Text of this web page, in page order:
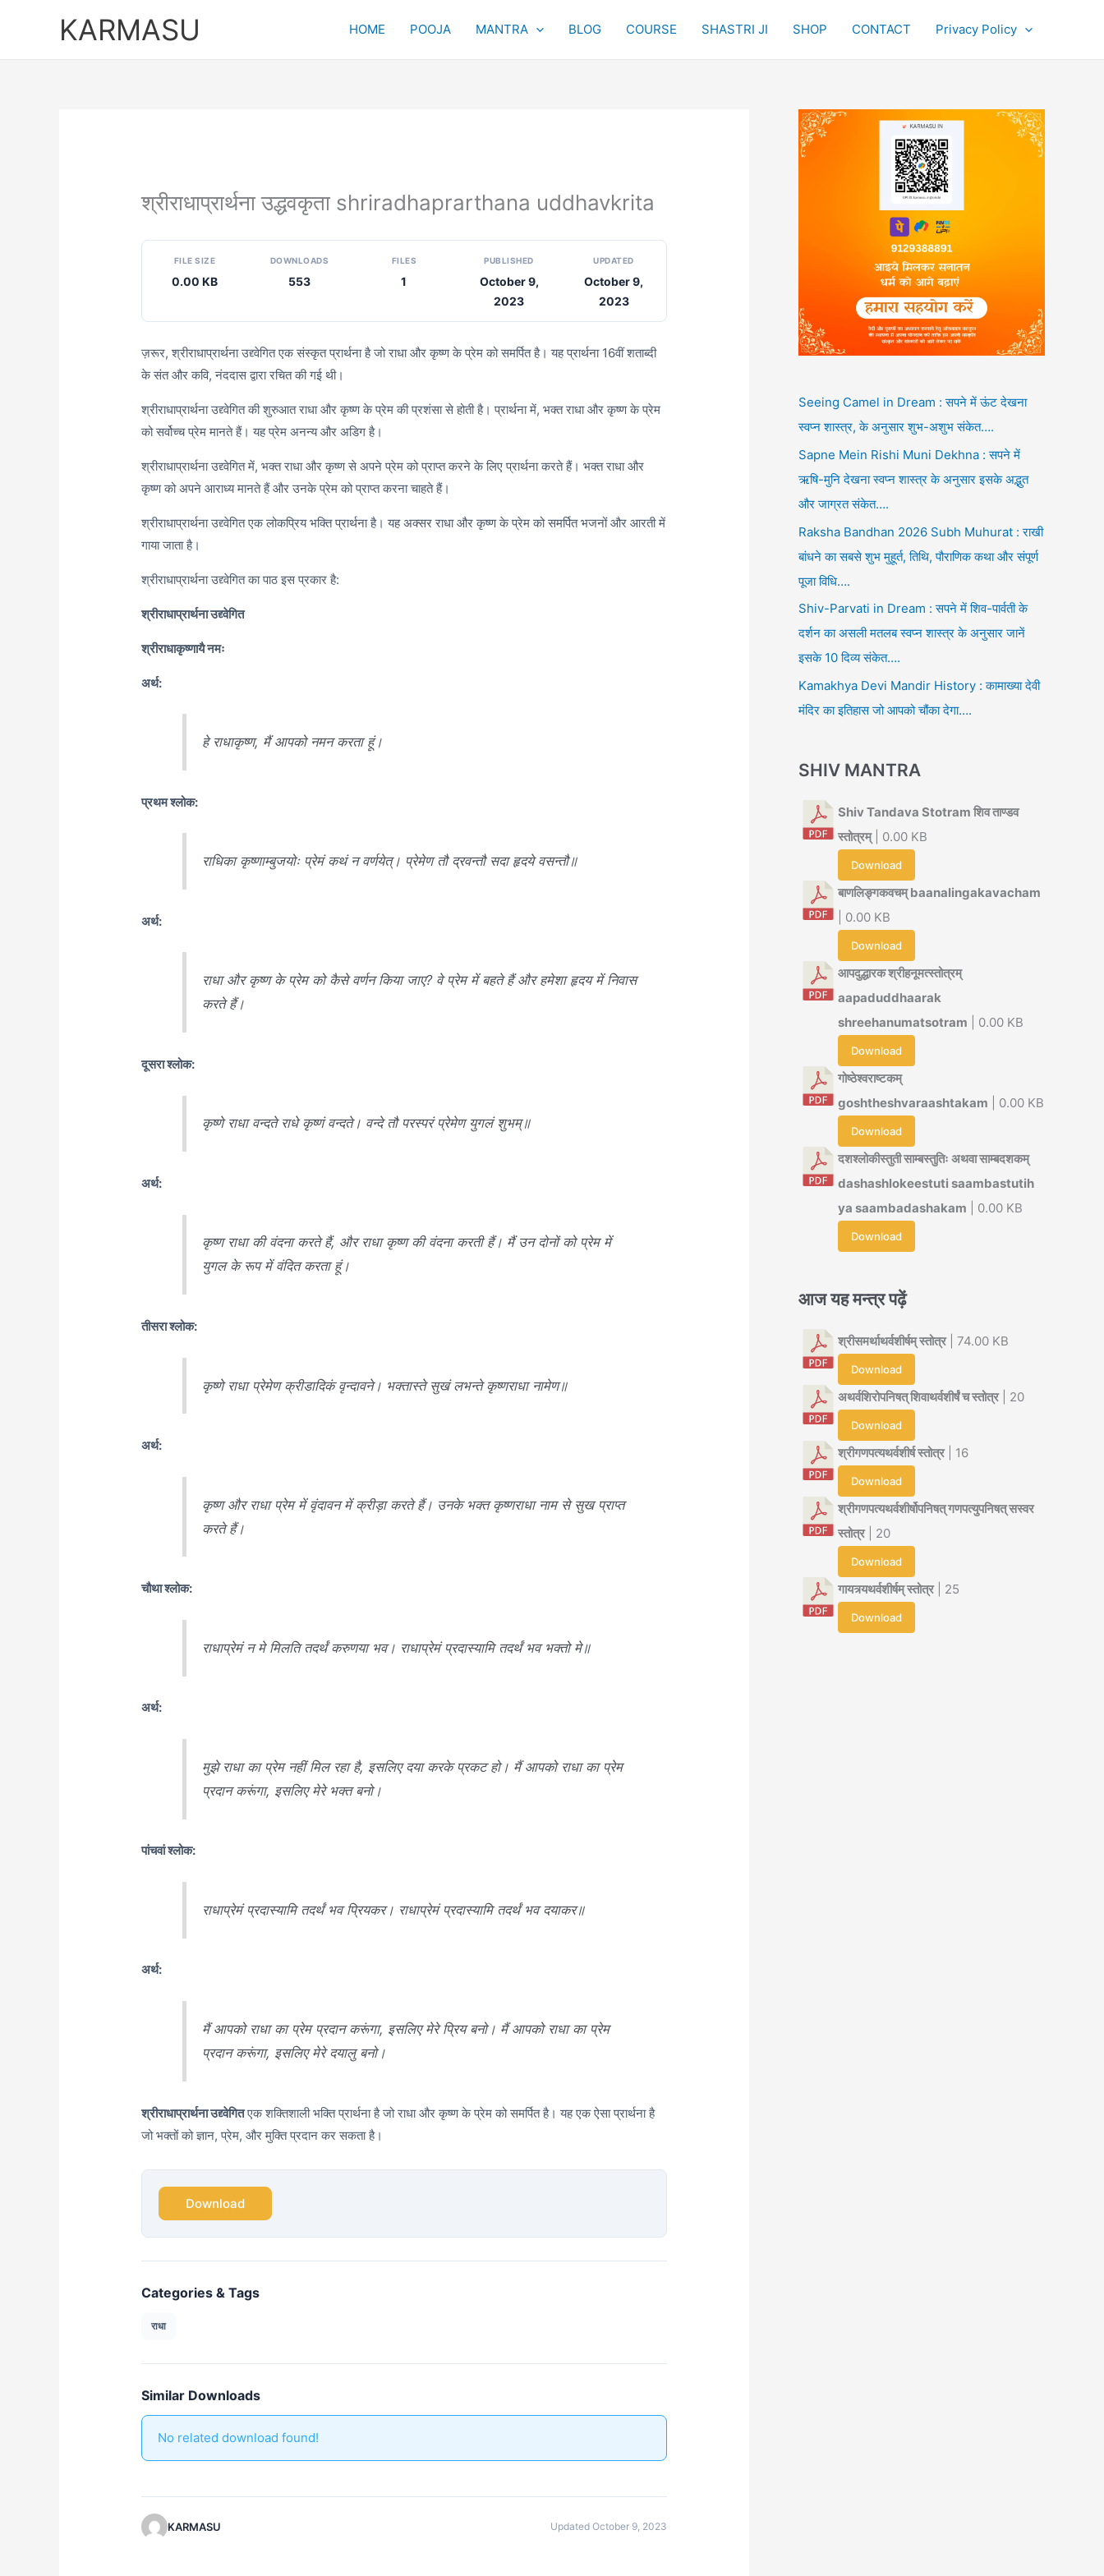
KARMASU HOME POOJA MANTRA BLOG COURSE SHASTRI JI SHOP CONTACT Privacy Policy
श्रीराधाप्रार्थना उद्धवकृता shriradhaprarthana uddhavkrita
FILE SIZE
0.00 KB
DOWNLOADS
553
FILES
1
PUBLISHED
October 9,
2023
UPDATED
October 9,
2023
ज़रूर, श्रीराधाप्रार्थना उद्द्वेगित एक संस्कृत प्रार्थना है जो राधा और कृष्ण के प्रेम को समर्पित है। यह प्रार्थना 16वीं शताब्दी
के संत और कवि, नंददास द्वारा रचित की गई थी।
श्रीराधाप्रार्थना उद्द्वेगित की शुरुआत राधा और कृष्ण के प्रेम की प्रशंसा से होती है। प्रार्थना में, भक्त राधा और कृष्ण के प्रेम
को सर्वोच्च प्रेम मानते हैं। यह प्रेम अनन्य और अडिग है।
श्रीराधाप्रार्थना उद्द्वेगित में, भक्त राधा और कृष्ण से अपने प्रेम को प्राप्त करने के लिए प्रार्थना करते हैं। भक्त राधा और
कृष्ण को अपने आराध्य मानते हैं और उनके प्रेम को प्राप्त करना चाहते हैं।
श्रीराधाप्रार्थना उद्द्वेगित एक लोकप्रिय भक्ति प्रार्थना है। यह अक्सर राधा और कृष्ण के प्रेम को समर्पित भजनों और आरती में
गाया जाता है।
श्रीराधाप्रार्थना उद्द्वेगित का पाठ इस प्रकार है:
श्रीराधाप्रार्थना उद्द्वेगित
श्रीराधाकृष्णायै नमः
अर्थ:
हे राधाकृष्ण, मैं आपको नमन करता हूं।
प्रथम श्लोक:
राधिका कृष्णाम्बुजयोः प्रेमं कथं न वर्णयेत्। प्रेमेण तौ द्रवन्तौ सदा हृदये वसन्तौ॥
अर्थ:
राधा और कृष्ण के प्रेम को कैसे वर्णन किया जाए? वे प्रेम में बहते हैं और हमेशा हृदय में निवास
करते हैं।
दूसरा श्लोक:
कृष्णे राधा वन्दते राधे कृष्णं वन्दते। वन्दे तौ परस्परं प्रेमेण युगलं शुभम्॥
अर्थ:
कृष्ण राधा की वंदना करते हैं, और राधा कृष्ण की वंदना करती हैं। मैं उन दोनों को प्रेम में
युगल के रूप में वंदित करता हूं।
तीसरा श्लोक:
कृष्णे राधा प्रेमेण क्रीडादिकं वृन्दावने। भक्तास्ते सुखं लभन्ते कृष्णराधा नामेण॥
अर्थ:
कृष्ण और राधा प्रेम में वृंदावन में क्रीड़ा करते हैं। उनके भक्त कृष्णराधा नाम से सुख प्राप्त
करते हैं।
चौथा श्लोक:
राधाप्रेमं न मे मिलति तदर्थं करुणया भव। राधाप्रेमं प्रदास्यामि तदर्थं भव भक्तो मे॥
अर्थ:
मुझे राधा का प्रेम नहीं मिल रहा है, इसलिए दया करके प्रकट हो। मैं आपको राधा का प्रेम
प्रदान करूंगा, इसलिए मेरे भक्त बनो।
पांचवां श्लोक:
राधाप्रेमं प्रदास्यामि तदर्थं भव प्रियकर। राधाप्रेमं प्रदास्यामि तदर्थं भव दयाकर॥
अर्थ:
मैं आपको राधा का प्रेम प्रदान करूंगा, इसलिए मेरे प्रिय बनो। मैं आपको राधा का प्रेम
प्रदान करूंगा, इसलिए मेरे दयालु बनो।
श्रीराधाप्रार्थना उद्द्वेगितएक शक्तिशाली भक्ति प्रार्थना है जो राधा और कृष्ण के प्रेम को समर्पित है। यह एक ऐसा प्रार्थना है
जो भक्तों को ज्ञान, प्रेम, और मुक्ति प्रदान कर सकता है।
Download
Categories & Tags
राधा
Similar Downloads
No related download found!
KARMASU Updated October 9, 2023
Seeing Camel in Dream : सपने में ऊंट देखना
स्वप्न शास्त्र, के अनुसार शुभ-अशुभ संकेत….
Sapne Mein Rishi Muni Dekhna : सपने में
ऋषि-मुनि देखना स्वप्न शास्त्र के अनुसार इसके अद्भुत
और जाग्रत संकेत….
Raksha Bandhan 2026 Subh Muhurat : राखी
बांधने का सबसे शुभ मुहूर्त, तिथि, पौराणिक कथा और संपूर्ण
पूजा विधि….
Shiv-Parvati in Dream : सपने में शिव-पार्वती के
दर्शन का असली मतलब स्वप्न शास्त्र के अनुसार जानें
इसके 10 दिव्य संकेत….
Kamakhya Devi Mandir History : कामाख्या देवी
मंदिर का इतिहास जो आपको चौंका देगा….
SHIV MANTRA
Shiv Tandava Stotram शिव ताण्डव
स्तोत्रम्| 0.00 KB
Download
बाणलिङ्गकवचम् baanalingakavacham
| 0.00 KB
Download
आपदुद्धारक श्रीहनूमत्स्तोत्रम्
aapaduddhaarak
shreehanumatsotram | 0.00 KB
Download
गोष्ठेश्वराष्टकम्
goshtheshvaraashtakam | 0.00 KB
Download
दशश्लोकीस्तुती साम्बस्तुतिः अथवा साम्बदशकम्
dashashlokeestuti saambastutih
ya saambadashakam | 0.00 KB
Download
आज यह मन्त्र पढ़ें
श्रीसमर्थाथर्वशीर्षम् स्तोत्र| 74.00 KB
Download
अथर्वशिरोपनिषत् शिवाथर्वशीर्षं च स्तोत्र| 20
Download
श्रीगणपत्यथर्वशीर्ष स्तोत्र| 16
Download
श्रीगणपत्यथर्वशीर्षोपनिषत् गणपत्युपनिषत् सस्वर
स्तोत्र| 20
Download
गायत्र्यथर्वशीर्षम् स्तोत्र| 25
Download